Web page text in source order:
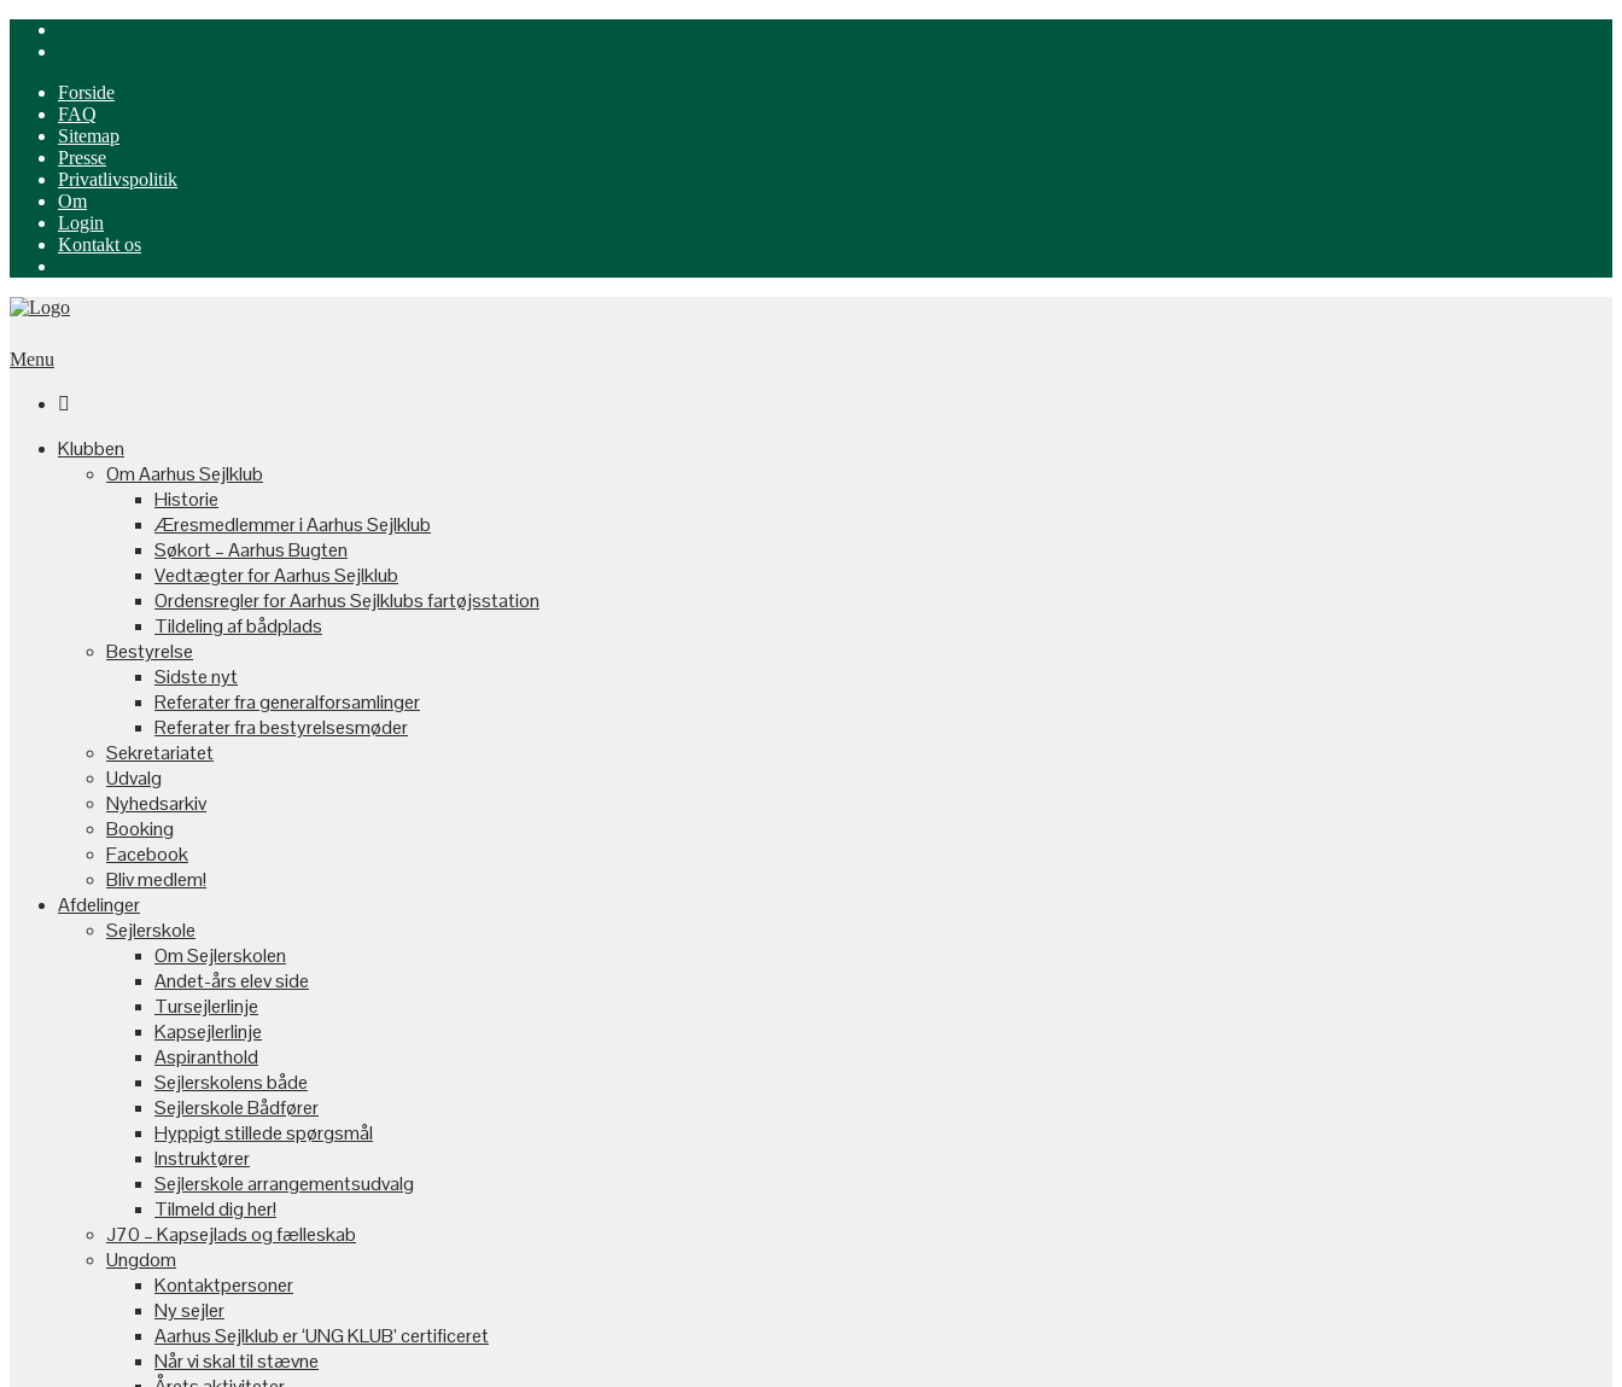
Forside
FAQ
Sitemap
Presse
Privatlivspolitik
Om
Login
Kontakt os
Menu

Klubben
Om Aarhus Sejlklub
Historie
Æresmedlemmer i Aarhus Sejlklub
Søkort – Aarhus Bugten
Vedtægter for Aarhus Sejlklub
Ordensregler for Aarhus Sejlklubs fartøjsstation
Tildeling af bådplads
Bestyrelse
Sidste nyt
Referater fra generalforsamlinger
Referater fra bestyrelsesmøder
Sekretariatet
Udvalg
Nyhedsarkiv
Booking
Facebook
Bliv medlem!
Afdelinger
Sejlerskole
Om Sejlerskolen
Andet-års elev side
Tursejlerlinje
Kapsejlerlinje
Aspiranthold
Sejlerskolens både
Sejlerskole Bådfører
Hyppigt stillede spørgsmål
Instruktører
Sejlerskole arrangementsudvalg
Tilmeld dig her!
J70 – Kapsejlads og fælleskab
Ungdom
Kontaktpersoner
Ny sejler
Aarhus Sejlklub er ‘UNG KLUB’ certificeret
Når vi skal til stævne